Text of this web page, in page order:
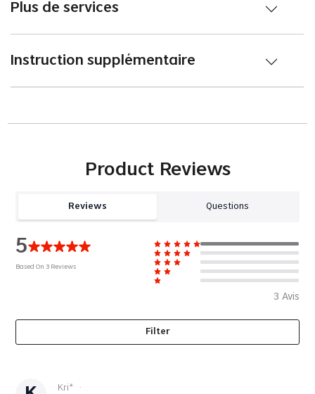
Réservez
Blonde
Plus de services
Instruction supplémentaire
Product Reviews
Reviews Questions
5
Based On 3 Reviews
3 Avis
Filter
Kri* ·